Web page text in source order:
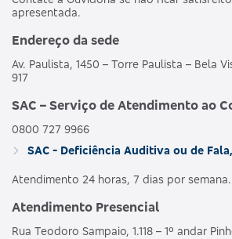
apresentada.
Endereço da sede
Av. Paulista, 1450 – Torre Paulista – Bela
917
SAC – Serviço de Atendimento ao
0800 727 9966
SAC - Deficiência Auditiva ou de
Atendimento 24 horas, 7 dias por semana.
Atendimento Presencial
Rua Teodoro Sampaio, 1.118 – 1º andar